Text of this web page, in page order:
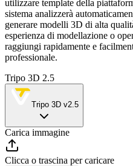
utilizzare template della
sistema analizzerà
generare modelli 3D di alta
esperienza di modellazione o
raggiungi rapidamente e
professionale.
Tripo 3D 2.5
Tripo 3D v2.5
Carica immagine
Clicca o trascina per caricare